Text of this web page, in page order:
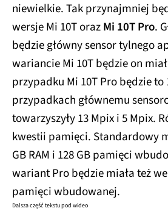
niewielkie. Tak przynajmniej
wersje Mi 10T orazMi 10T Pro.
będzie główny sensor tylnego
wariancie Mi 10T będzie on
przypadku Mi 10T Pro będzie to
przypadkach głównemu
towarzyszyły 13 Mpix i 5 Mpix.
kwestii pamięci. Standardowy
GB RAM i 128 GB pamięci
wariant Pro będzie miała też
pamięci wbudowanej.
Dalsza część tekstu pod wideo